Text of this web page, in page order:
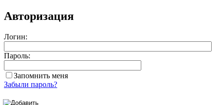
Авторизация
Логин:
Пароль:
Запомнить меня
Забыли пароль?